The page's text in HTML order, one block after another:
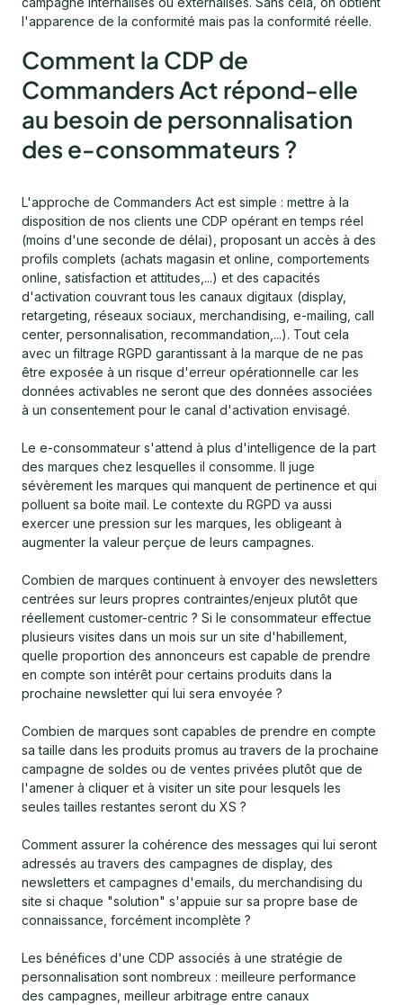
l'apparence de la conformité mais pas la conformité réelle.
Comment la CDP de
Commanders Act répond-elle
au besoin de personnalisation
des e-consommateurs ?
L'approche de Commanders Act est simple : mettre à la
disposition de nos clients une CDP opérant en temps réel
(moins d'une seconde de délai), proposant un accès à des
profils complets (achats magasin et online, comportements
online, satisfaction et attitudes,...) et des capacités
d'activation couvrant tous les canaux digitaux (display,
retargeting, réseaux sociaux, merchandising, e-mailing, call
center, personnalisation, recommandation,...). Tout cela
avec un filtrage RGPD garantissant à la marque de ne pas
être exposée à un risque d'erreur opérationnelle car les
données activables ne seront que des données associées
à un consentement pour le canal d'activation envisagé.
Le e-consommateur s'attend à plus d'intelligence de la part
des marques chez lesquelles il consomme. Il juge
sévèrement les marques qui manquent de pertinence et qui
polluent sa boite mail. Le contexte du RGPD va aussi
exercer une pression sur les marques, les obligeant à
augmenter la valeur perçue de leurs campagnes.
Combien de marques continuent à envoyer des newsletters
centrées sur leurs propres contraintes/enjeux plutôt que
réellement customer-centric ? Si le consommateur effectue
plusieurs visites dans un mois sur un site d'habillement,
quelle proportion des annonceurs est capable de prendre
en compte son intérêt pour certains produits dans la
prochaine newsletter qui lui sera envoyée ?
Combien de marques sont capables de prendre en compte
sa taille dans les produits promus au travers de la prochaine
campagne de soldes ou de ventes privées plutôt que de
l'amener à cliquer et à visiter un site pour lesquels les
seules tailles restantes seront du XS ?
Comment assurer la cohérence des messages qui lui seront
adressés au travers des campagnes de display, des
newsletters et campagnes d'emails, du merchandising du
site si chaque "solution" s'appuie sur sa propre base de
connaissance, forcément incomplète ?
Les bénéfices d'une CDP associés à une stratégie de
personnalisation sont nombreux : meilleure performance
des campagnes, meilleur arbitrage entre canaux